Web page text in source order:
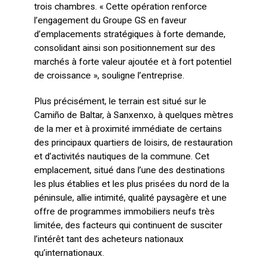
trois chambres. « Cette opération renforce
l’engagement du Groupe GS en faveur
d’emplacements stratégiques à forte demande,
consolidant ainsi son positionnement sur des
marchés à forte valeur ajoutée et à fort potentiel
de croissance », souligne l’entreprise.
Plus précisément, le terrain est situé sur le
Camiño de Baltar, à Sanxenxo, à quelques mètres
de la mer et à proximité immédiate de certains
des principaux quartiers de loisirs, de restauration
et d’activités nautiques de la commune. Cet
emplacement, situé dans l’une des destinations
les plus établies et les plus prisées du nord de la
péninsule, allie intimité, qualité paysagère et une
offre de programmes immobiliers neufs très
limitée, des facteurs qui continuent de susciter
l’intérêt tant des acheteurs nationaux
qu’internationaux.